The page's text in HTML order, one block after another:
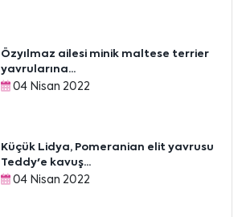
Özyılmaz ailesi minik maltese terrier
yavrularına...
04 Nisan 2022
Küçük Lidya, Pomeranian elit yavrusu
Teddy'e kavuş...
04 Nisan 2022